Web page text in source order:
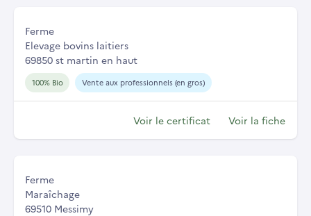
Ferme
Elevage bovins laitiers
69850 st martin en haut
100% Bio Vente aux professionnels (en gros)
Voir le certificat Voir la fiche
Ferme
Maraîchage
69510 Messimy